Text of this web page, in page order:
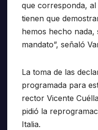
que corresponda,
tienen que
hemos hecho
mandato”, señaló
La toma de las
programada para
rector Vicente
pidió la
Italia.